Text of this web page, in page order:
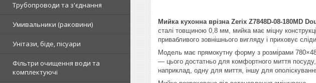
Трубопроводи та з'єднання
Умивальники (раковини)
Унітази, біде, пісуари
Фільтри очищення води та
комплектуючі
Мийка кухонна врізна Zerix Z7848D-08-180MD
сталі товщиною 0,8 мм, мийка має міцну
привабливого зовнішнього вигляду і приховує
Модель має прямокутну форму з розмірами
— цього достатньо для комфортного миття
наприклад, одну для миття, іншу для